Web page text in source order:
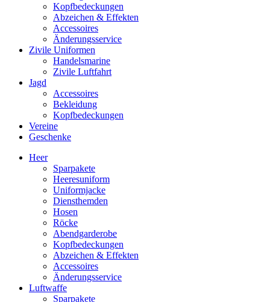
Kopfbedeckungen
Abzeichen & Effekten
Accessoires
Änderungsservice
Zivile Uniformen
Handelsmarine
Zivile Luftfahrt
Jagd
Accessoires
Bekleidung
Kopfbedeckungen
Vereine
Geschenke
Heer
Sparpakete
Heeresuniform
Uniformjacke
Diensthemden
Hosen
Röcke
Abendgarderobe
Kopfbedeckungen
Abzeichen & Effekten
Accessoires
Änderungsservice
Luftwaffe
Sparpakete